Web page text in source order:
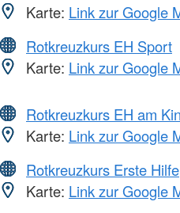
Karte: Link zur Google
Rotkreuzkurs EH Sport
Karte: Link zur Google
Rotkreuzkurs EH am
Karte: Link zur Google
Rotkreuzkurs Erste Hilfe
Karte: Link zur Google